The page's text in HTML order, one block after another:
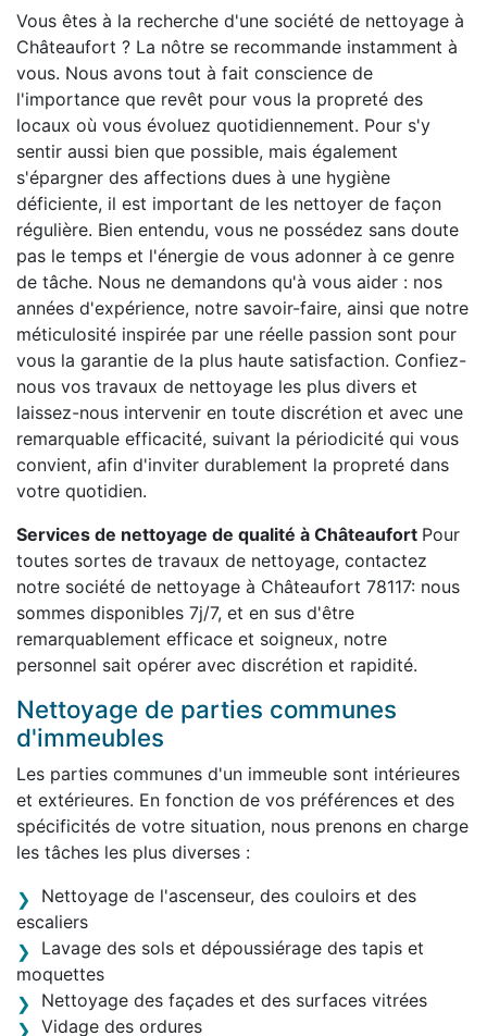
Vous êtes à la recherche d'une société de nettoyage à
Châteaufort ? La nôtre se recommande instamment à
vous. Nous avons tout à fait conscience de
l'importance que revêt pour vous la propreté des
locaux où vous évoluez quotidiennement. Pour s'y
sentir aussi bien que possible, mais également
s'épargner des affections dues à une hygiène
déficiente, il est important de les nettoyer de façon
régulière. Bien entendu, vous ne possédez sans doute
pas le temps et l'énergie de vous adonner à ce genre
de tâche. Nous ne demandons qu'à vous aider : nos
années d'expérience, notre savoir-faire, ainsi que notre
méticulosité inspirée par une réelle passion sont pour
vous la garantie de la plus haute satisfaction. Confiez-
nous vos travaux de nettoyage les plus divers et
laissez-nous intervenir en toute discrétion et avec une
remarquable efficacité, suivant la périodicité qui vous
convient, afin d'inviter durablement la propreté dans
votre quotidien.
Services de nettoyage de qualité à Châteaufort Pour
toutes sortes de travaux de nettoyage, contactez
notre société de nettoyage à Châteaufort 78117: nous
sommes disponibles 7j/7, et en sus d'être
remarquablement efficace et soigneux, notre
personnel sait opérer avec discrétion et rapidité.
Nettoyage de parties communes
d'immeubles
Les parties communes d'un immeuble sont intérieures
et extérieures. En fonction de vos préférences et des
spécificités de votre situation, nous prenons en charge
les tâches les plus diverses :
Nettoyage de l'ascenseur, des couloirs et des
escaliers
Lavage des sols et dépoussiérage des tapis et
moquettes
Nettoyage des façades et des surfaces vitrées
Vidage des ordures